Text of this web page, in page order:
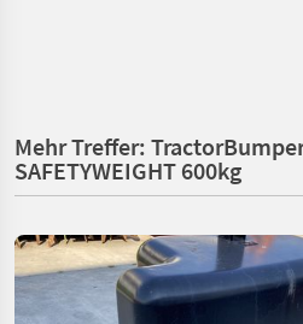
Mehr Treffer:
SAFETYWEIGHT 600kg